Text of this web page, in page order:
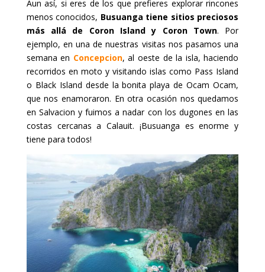
Aun así, si eres de los que prefieres explorar rincones
menos conocidos, Busuanga tiene sitios preciosos
más allá de Coron Island y Coron Town. Por
ejemplo, en una de nuestras visitas nos pasamos una
semana en Concepcion, al oeste de la isla, haciendo
recorridos en moto y visitando islas como Pass Island
o Black Island desde la bonita playa de Ocam Ocam,
que nos enamoraron. En otra ocasión nos quedamos
en Salvacion y fuimos a nadar con los dugones en las
costas cercanas a Calauit. ¡Busuanga es enorme y
tiene para todos!